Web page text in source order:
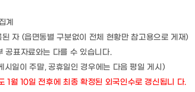
계
자 (읍면동별 구분없이 전체 현황만 참고용으로 게재)
표자료와는 다를 수 있습니다.
일이 주말, 공휴일인 경우에는 다음 평일 게 시)
월 10일 전후에 최종 확정된 외국인수로 갱신됩니 다.